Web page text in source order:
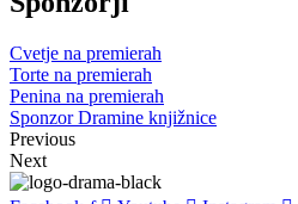
Cvetje na premierah
Torte na premierah
Penina na premierah
Sponzor Dramine knjižnice
Previous
Next